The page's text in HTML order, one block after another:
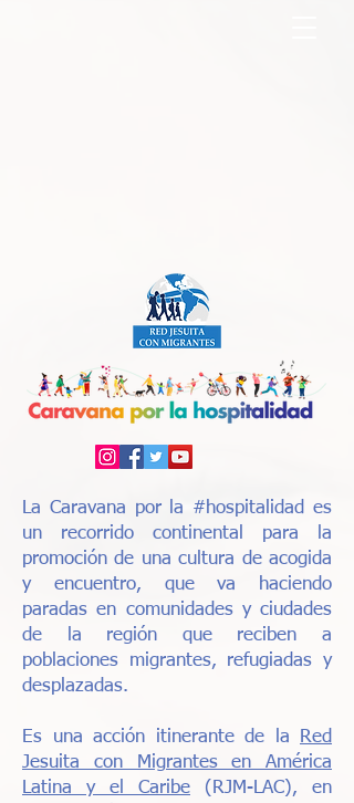
La Caravana por la #hospitalidad es
un recorrido continental para la
promoción de una cultura de acogida
y encuentro, que va haciendo
paradas en comunidades y ciudades
de la región que reciben a
poblaciones migrantes, refugiadas y
desplazadas.
Es una acción itinerante de la
Red
Jesuita con Migrantes en América
Latina y el Caribe (RJM-LAC), en